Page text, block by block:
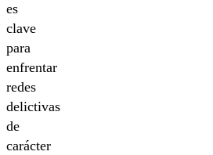
es
clave
para
enfrentar
redes
delictivas
de
carácter